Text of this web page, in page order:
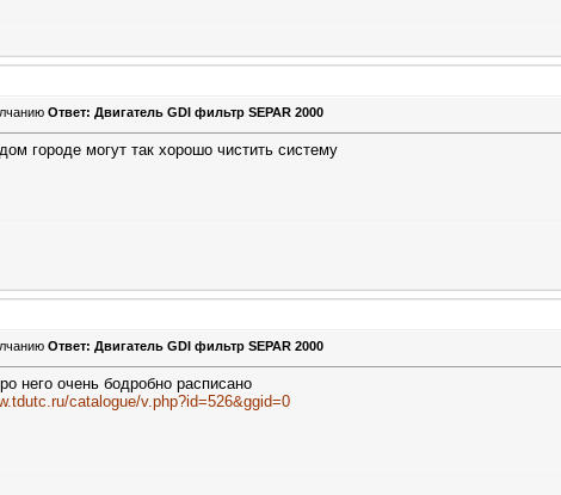
Ответ: Двигатель GDI фильтр SEPAR 2000
городе могут так хорошо чистить систему
Ответ: Двигатель GDI фильтр SEPAR 2000
него очень бодробно расписано
catalogue/v.php?id=526&ggid=0